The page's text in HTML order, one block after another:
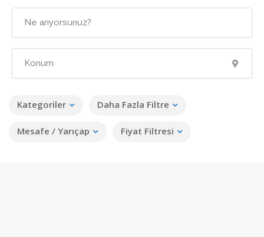
Kategoriler Daha Fazla Filtre
Mesafe / Yarıçap Fiyat Filtresi